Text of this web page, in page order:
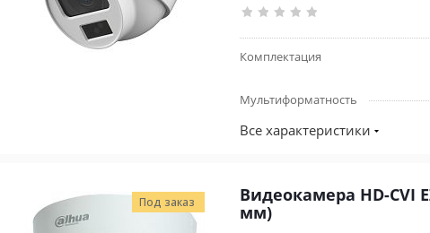
Комплектация
Мультиформатность
Все характеристики
Под заказ
Видеокамера HD-CVI
мм)